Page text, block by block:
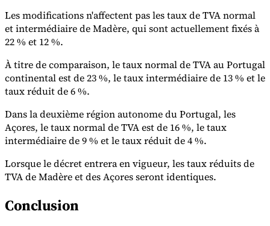
Experts
Les modifications n'affectent pas les taux de TVA normal
et intermédiaire de Madère, qui sont actuellement fixés à
22 % et 12 %.
À titre de comparaison, le taux normal de TVA au Portugal
continental est de 23 %, le taux intermédiaire de 13 % et le
taux réduit de 6 %.
Dans la deuxième région autonome du Portugal, les
Açores, le taux normal de TVA est de 16 %, le taux
intermédiaire de 9 % et le taux réduit de 4 %.
Lorsque le décret entrera en vigueur, les taux réduits de
TVA de Madère et des Açores seront identiques.
Conclusion